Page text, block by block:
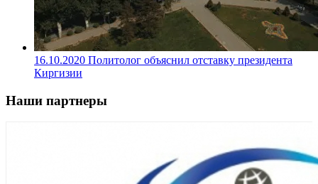
16.10.2020 Политолог объяснил отставку президента
Киргизии
Наши партнеры